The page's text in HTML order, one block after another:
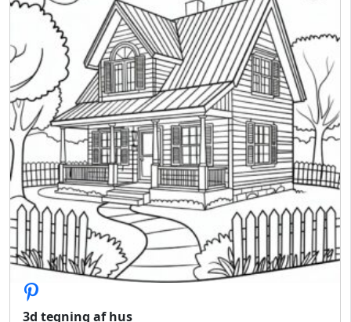
3d tegning af hus